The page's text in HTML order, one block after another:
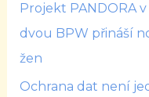
Projekt PANDORA
dvou BPW přináší
žen
Ochrana dat není